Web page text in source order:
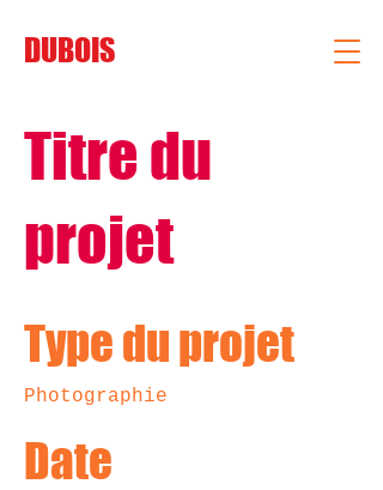
DUBOIS
Titre du
projet
Type du projet
Photographie
Date